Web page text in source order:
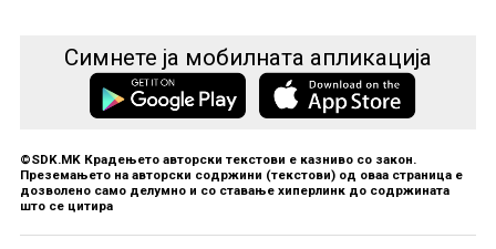
Симнете ја мобилната апликација
©SDK.MK Крадењето авторски текстови е казниво со закон.
Преземањето на авторски содржини (текстови) од оваа страница е
дозволено само делумно и со ставање хиперлинк до содржината
што се цитира